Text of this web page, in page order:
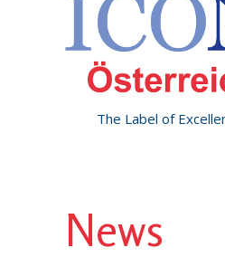
The Label of
News